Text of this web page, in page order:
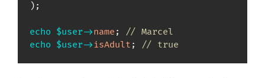
) ;
echo $user->name ;
// Marcel
echo $user->isAdult ; // true